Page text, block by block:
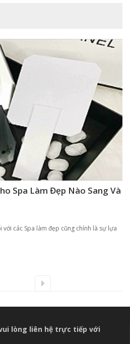
Spa Làm Đẹp Nào Sang Và
các Spa làm đẹp cũng chính là sự lựa
lòng liên hệ trực tiếp với